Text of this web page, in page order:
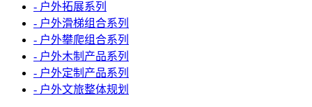
- 户外拓展系列
- 户外滑梯组合系列
- 户外攀爬组合系列
- 户外木制产品系列
- 户外定制产品系列
- 户外文旅整体规划